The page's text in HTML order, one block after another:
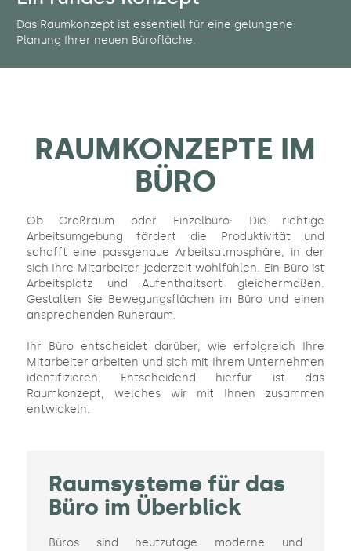
Das Raumkonzept ist essentiell für eine gelungene
Planung Ihrer neuen Bürofläche.
RAUMKONZEPTE IM
BÜRO
Ob Großraum oder Einzelbüro: Die richtige
Arbeitsumgebung fördert die Produktivität und
schafft eine passgenaue Arbeitsatmosphäre, in der
sich Ihre Mitarbeiter jederzeit wohlfühlen. Ein Büro ist
Arbeitsplatz und Aufenthaltsort gleichermaßen.
Gestalten Sie Bewegungsflächen im Büro und einen
ansprechenden Ruheraum.
Ihr Büro entscheidet darüber, wie erfolgreich Ihre
Mitarbeiter arbeiten und sich mit Ihrem Unternehmen
identifizieren. Entscheidend hierfür ist das
Raumkonzept, welches wir mit Ihnen zusammen
entwickeln.
Raumsysteme für das
Büro im Überblick​
Büros sind heutzutage moderne und